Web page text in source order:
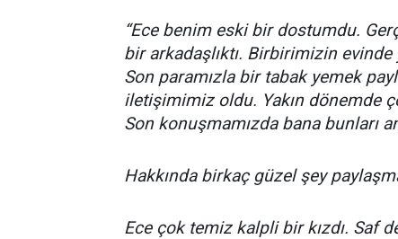
“Ece benim eski bir dostumdu.
bir arkadaşlıktı. Birbirimizin
Son paramızla bir tabak yemek
iletişimimiz oldu. Yakın dönemde
Son konuşmamızda bana bunları
Hakkında birkaç güzel şey
Ece çok temiz kalpli bir kızdı. Saf